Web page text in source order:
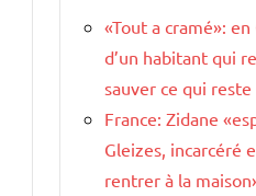
«Tout a cramé»:
d’un habitant qui
sauver ce qui reste
France: Zidane
Gleizes, incarcéré
rentrer à la